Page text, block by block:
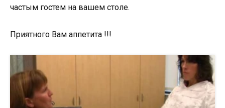
частым гостем на вашем столе.
Приятного Вам аппетита !!!